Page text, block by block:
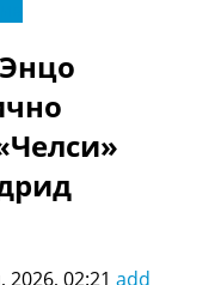
02:21 add